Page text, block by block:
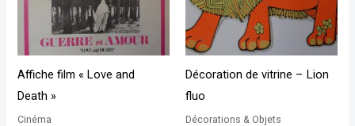
Affiche film « Love and
Death »
Cinéma
Décoration de vitrine – Lion
fluo
Décorations & Objets